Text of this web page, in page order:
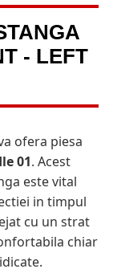
- LEFT
ofera piesa
01. Acest
este vital
in timpul
cu un strat
chiar